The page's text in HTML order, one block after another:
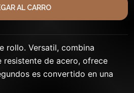
AL CARRO
rollo. Versatil, combina
de acero, ofrece
es convertido en una